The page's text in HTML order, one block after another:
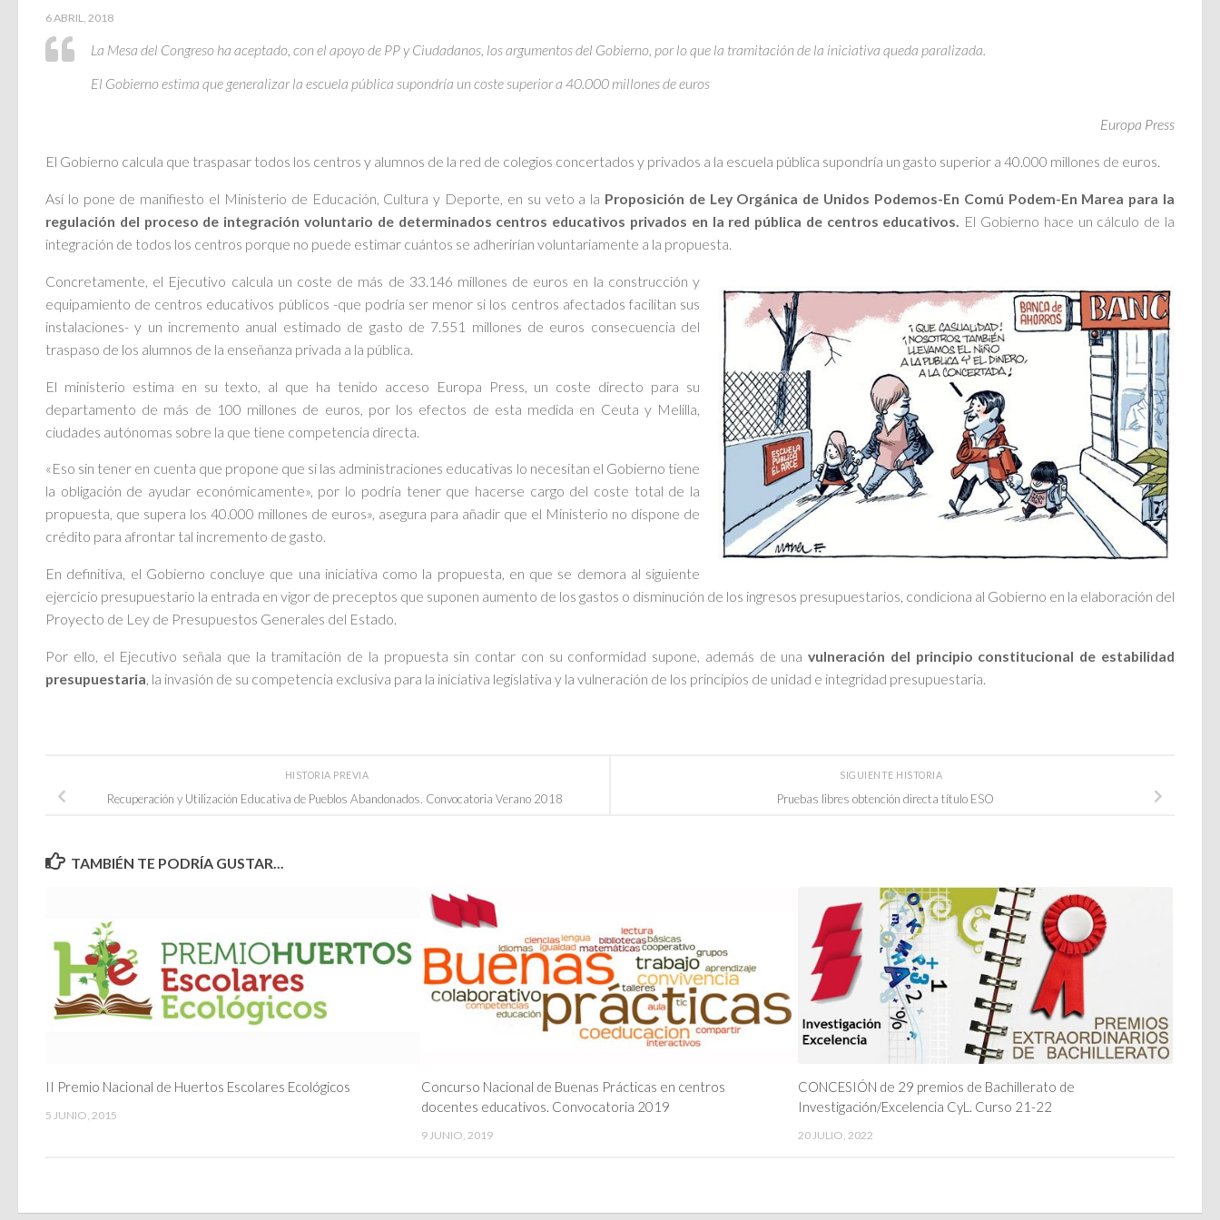
6 ABRIL, 2018
La Mesa del Congreso ha aceptado, con el apoyo de PP y Ciudadanos, los argumentos del Gobierno, por lo que la tramitación de la iniciativa queda paralizada.
El Gobierno estima que generalizar la escuela pública supondría un coste superior a 40.000 millones de euros
Europa Press
El Gobierno calcula que traspasar todos los centros y alumnos de la red de colegios concertados y privados a la escuela pública supondría un gasto superior a 40.000 millones de euros.
Así lo pone de manifiesto el Ministerio de Educación, Cultura y Deporte, en su veto a la Proposición de Ley Orgánica de Unidos Podemos-En Comú Podem-En Marea para la
regulación del proceso de integración voluntario de determinados centros educativos privados en la red pública de centros educativos. El Gobierno hace un cálculo de la
integración de todos los centros porque no puede estimar cuántos se adherirían voluntariamente a la propuesta.
Concretamente, el Ejecutivo calcula un coste de más de 33.146 millones de euros en la construcción y
equipamiento de centros educativos públicos -que podría ser menor si los centros afectados facilitan sus
instalaciones- y un incremento anual estimado de gasto de 7.551 millones de euros consecuencia del
traspaso de los alumnos de la enseñanza privada a la pública.
El ministerio estima en su texto, al que ha tenido acceso Europa Press, un coste directo para su
departamento de más de 100 millones de euros, por los efectos de esta medida en Ceuta y Melilla,
ciudades autónomas sobre la que tiene competencia directa.
«Eso sin tener en cuenta que propone que si las administraciones educativas lo necesitan el Gobierno tiene
la obligación de ayudar económicamente», por lo podría tener que hacerse cargo del coste total de la
propuesta, que supera los 40.000 millones de euros», asegura para añadir que el Ministerio no dispone de
crédito para afrontar tal incremento de gasto.
En definitiva, el Gobierno concluye que una iniciativa como la propuesta, en que se demora al siguiente
ejercicio presupuestario la entrada en vigor de preceptos que suponen aumento de los gastos o disminución de los ingresos presupuestarios, condiciona al Gobierno en la elaboración del
Proyecto de Ley de Presupuestos Generales del Estado.
Por ello, el Ejecutivo señala que la tramitación de la propuesta sin contar con su conformidad supone, además de unavulneración del principio constitucional de estabilidad
presupuestaria, la invasión de su competencia exclusiva para la iniciativa legislativa y la vulneración de los principios de unidad e integridad presupuestaria.
SIGUIENTE HISTORIA
Pruebas libres obtención directa título ESO
HISTORIA PREVIA
Recuperación y Utilización Educativa de Pueblos Abandonados. Convocatoria Verano 2018
TAMBIÉN TE PODRÍA GUSTAR...
II Premio Nacional de Huertos Escolares Ecológicos
5 JUNIO, 2015
Concurso Nacional de Buenas Prácticas en centros
docentes educativos. Convocatoria 2019
9 JUNIO, 2019
CONCESIÓN de 29 premios de Bachillerato de
Investigación/Excelencia CyL. Curso 21-22
20 JULIO, 2022